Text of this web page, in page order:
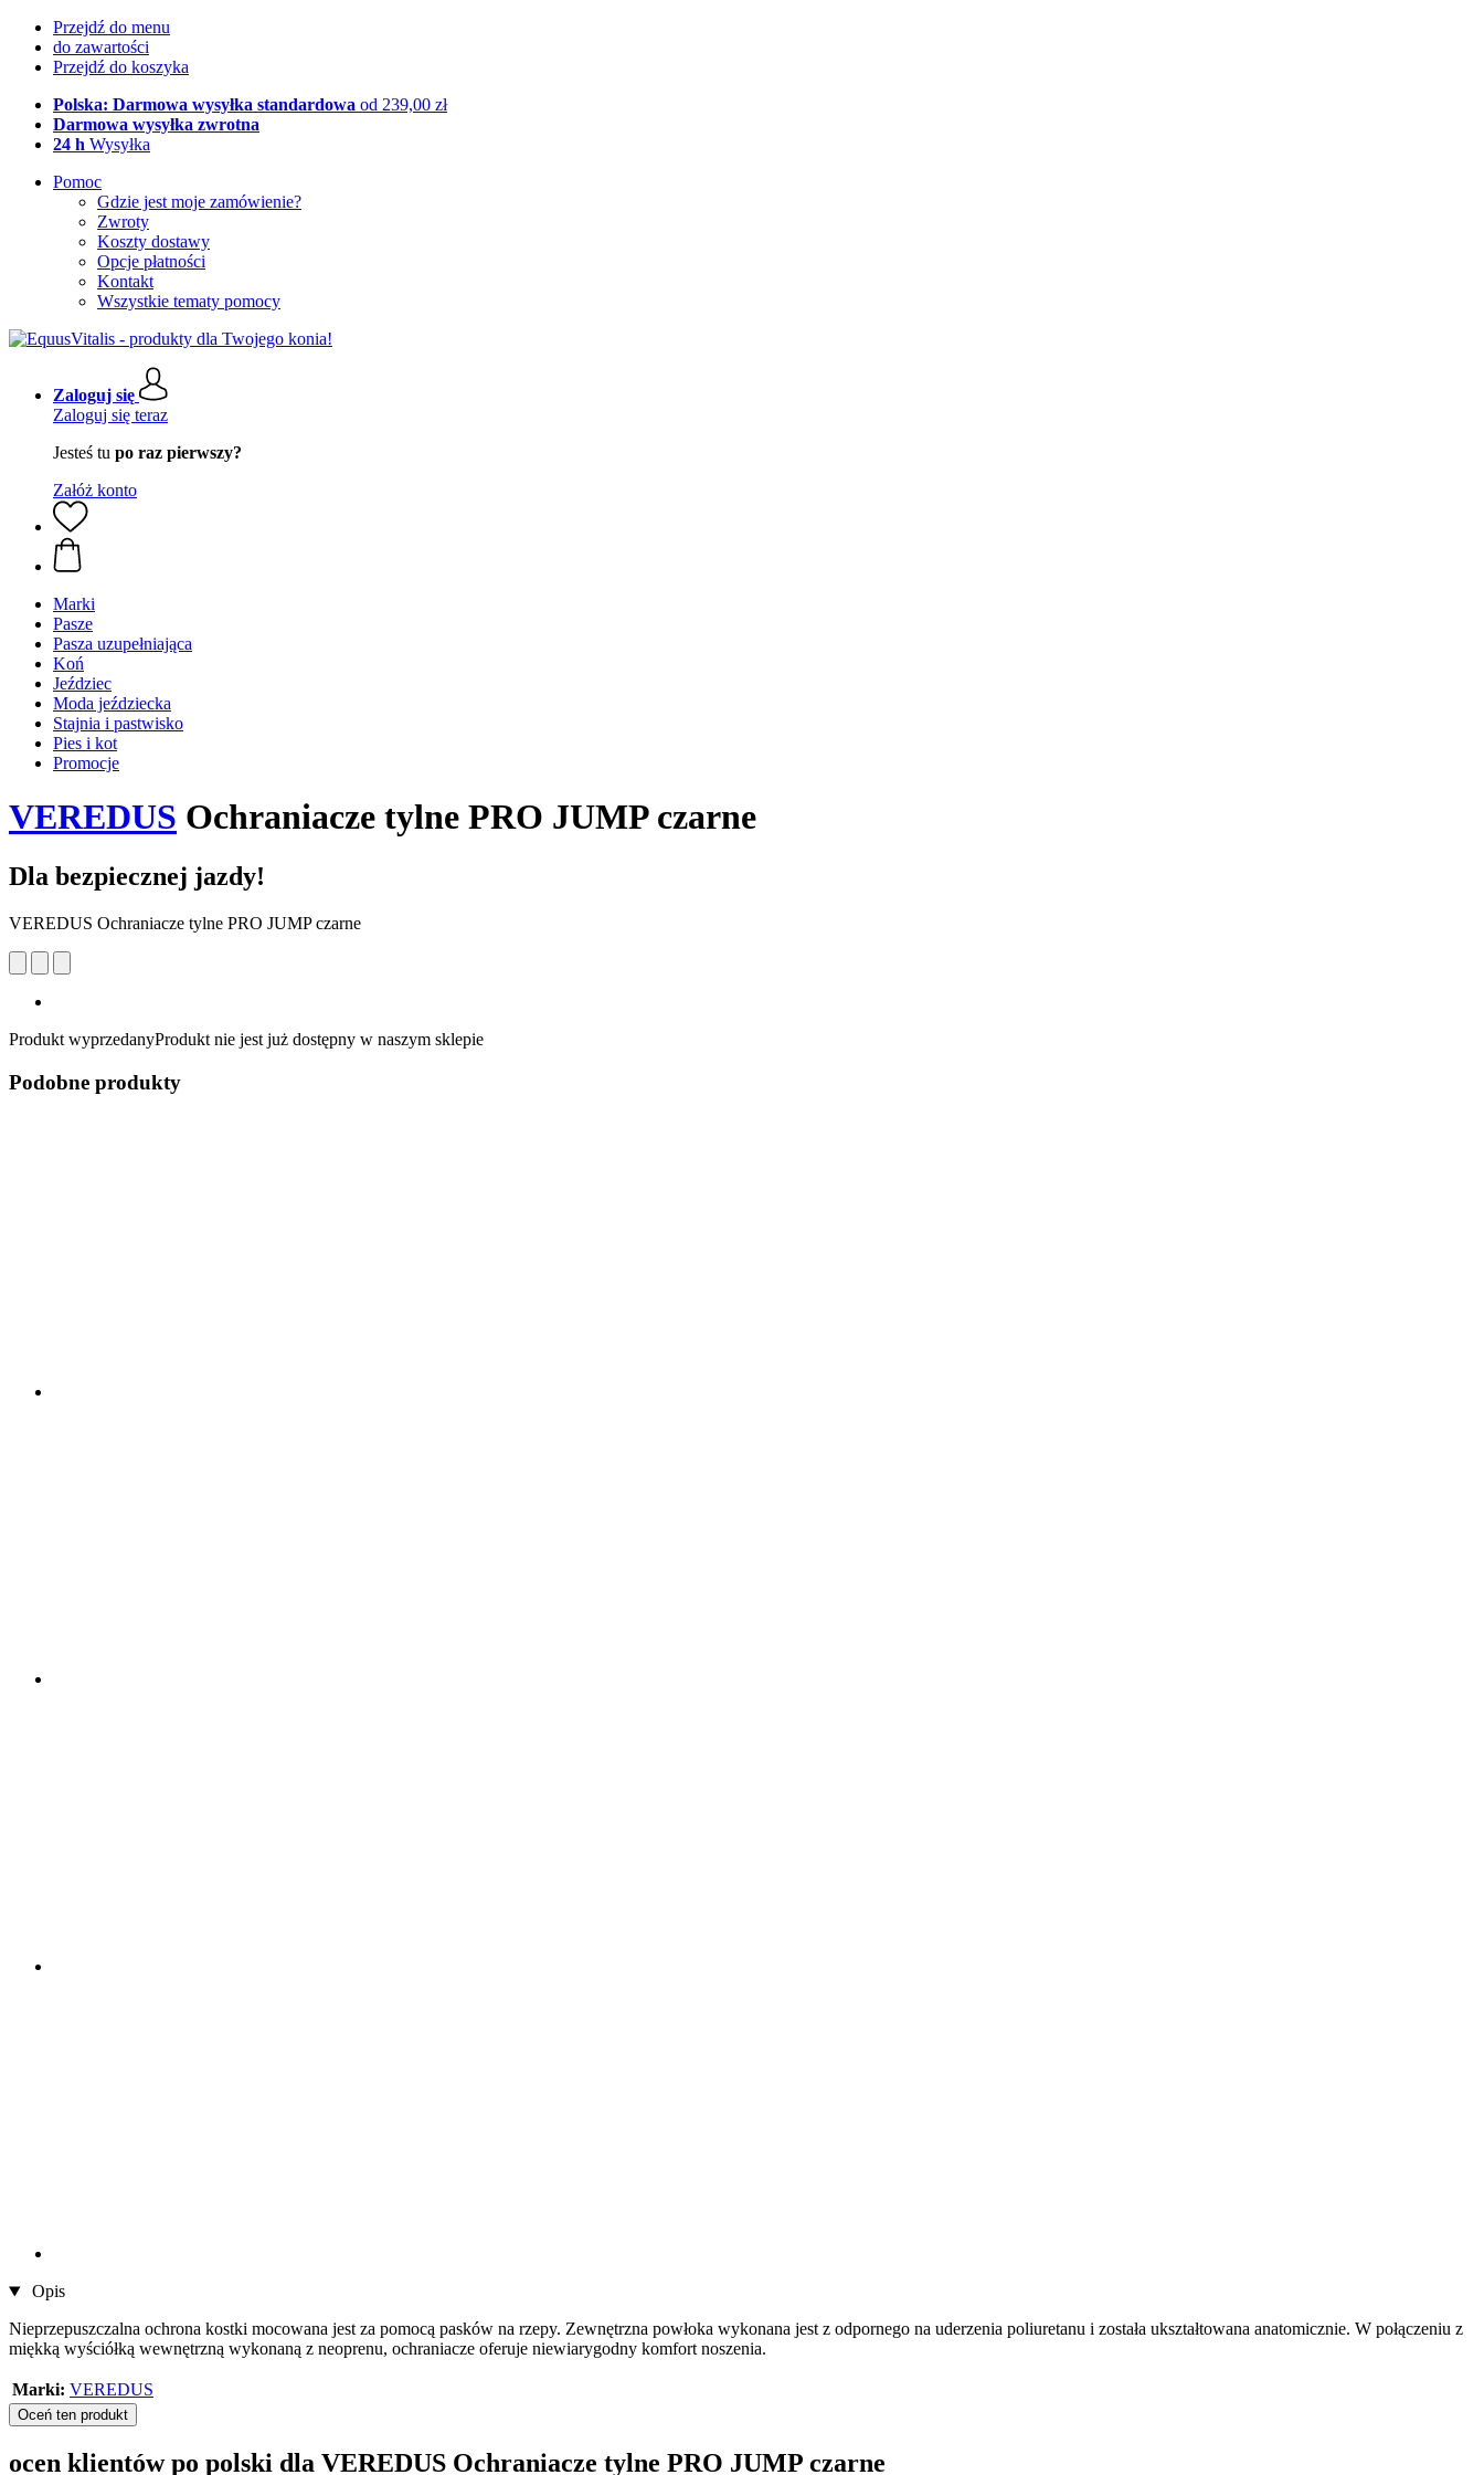
Przejdź do menu
do zawartości
Przejdź do koszyka
Polska: Darmowa wysyłka standardowa od 239,00 zł
Darmowa wysyłka zwrotna
24 h Wysyłka
Pomoc
Gdzie jest moje zamówienie?
Zwroty
Koszty dostawy
Opcje płatności
Kontakt
Wszystkie tematy pomocy
Zaloguj się
Zaloguj się teraz
Jesteś tu po raz pierwszy?
Załóż konto
Marki
Pasze
Pasza uzupełniająca
Koń
Jeździec
Moda jeździecka
Stajnia i pastwisko
Pies i kot
Promocje
VEREDUS Ochraniacze tylne PRO JUMP czarne
Dla bezpiecznej jazdy!
VEREDUS Ochraniacze tylne PRO JUMP czarne
Produkt wyprzedanyProdukt nie jest już dostępny w naszym sklepie
Podobne produkty
Opis
Nieprzepuszczalna ochrona kostki mocowana jest za pomocą pasków na rzepy. Zewnętrzna powłoka wykonana jest z odpornego na uderzenia poliuretanu i została ukształtowana anatomicznie. W połączeniu z
miękką wyściółką wewnętrzną wykonaną z neoprenu, ochraniacze oferuje niewiarygodny komfort noszenia.
Marki: VEREDUS
Oceń ten produkt
ocen klientów po polski dla VEREDUS Ochraniacze tylne PRO JUMP czarne